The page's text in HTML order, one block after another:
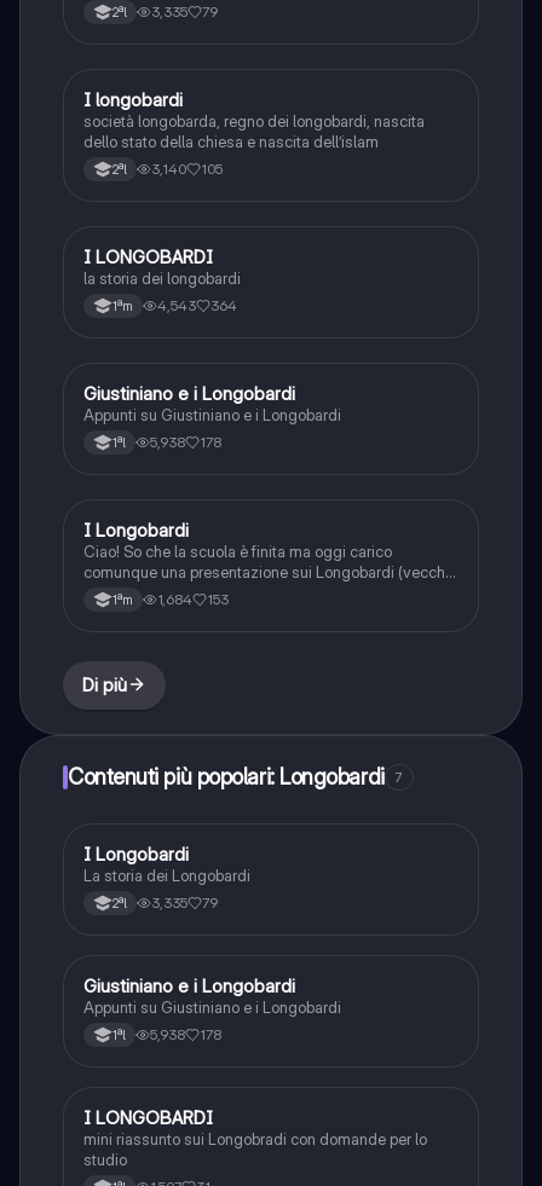
2ªl 3,335 79
Storia
I longobardi
società longobarda, regno dei longobardi, nascita
dello stato della chiesa e nascita dell’islam
2ªl 3,140 105
Storia
I LONGOBARDI
la storia dei longobardi
1ªm 4,543 364
Storia
Giustiniano e i Longobardi
Appunti su Giustiniano e i Longobardi
1ªl 5,938 178
Storia
I Longobardi
Ciao! So che la scuola è finita ma oggi carico
comunque una presentazione sui Longobardi (vecchia
ovviamente). In ogni caso vi avviso che ho cambiato
profilo quindi questa presentazione potreste trovarla
1ªm 1,684 153
Di più
Contenuti più popolari: Longobardi 7
Storia
I Longobardi
La storia dei Longobardi
2ªl 3,335 79
Storia
Giustiniano e i Longobardi
Appunti su Giustiniano e i Longobardi
1ªl 5,938 178
Storia
I LONGOBARDI
mini riassunto sui Longobradi con domande per lo
studio